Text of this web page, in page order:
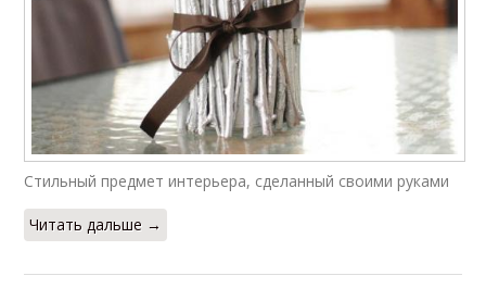
Стильный предмет интерьера, сделанный своими руками
Читать дальше →